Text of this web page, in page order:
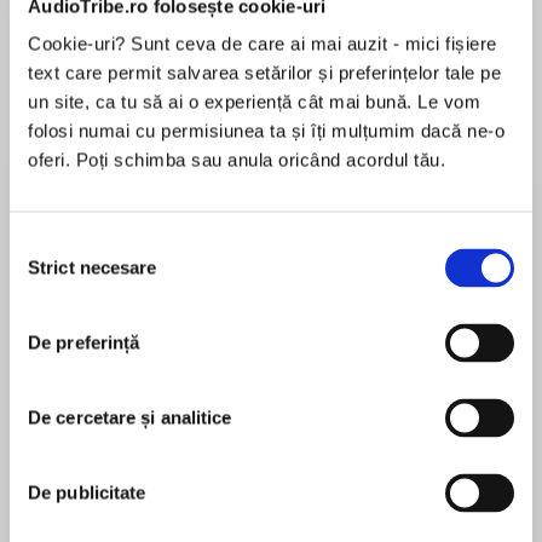
AudioTribe.ro folosește cookie-uri
Cookie-uri? Sunt ceva de care ai mai auzit - mici fișiere
text care permit salvarea setărilor și preferințelor tale pe
un site, ca tu să ai o experiență cât mai bună. Le vom
folosi numai cu permisiunea ta și îți mulțumim dacă ne-o
oferi. Poți schimba sau anula oricând acordul tău.
consimțământului
Strict necesare
De preferință
De cercetare și analitice
De publicitate
Desprecarte
'OMG… What A Read!!!!' NetGalley reviewer
⭐⭐⭐⭐⭐
NIGHTMARE?
Ellie knows she has found her dream home –
number six Moss Lane. The place she and Tom
pentru această carte
R.P. Bolton lives in Manchester with her partner,